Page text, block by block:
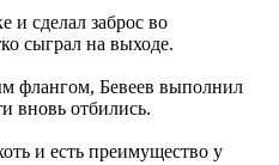
и сделал заброс во
сыграл на выходе.
флангом, Бевеев выполнил
вновь отбились.
и есть преимущество у